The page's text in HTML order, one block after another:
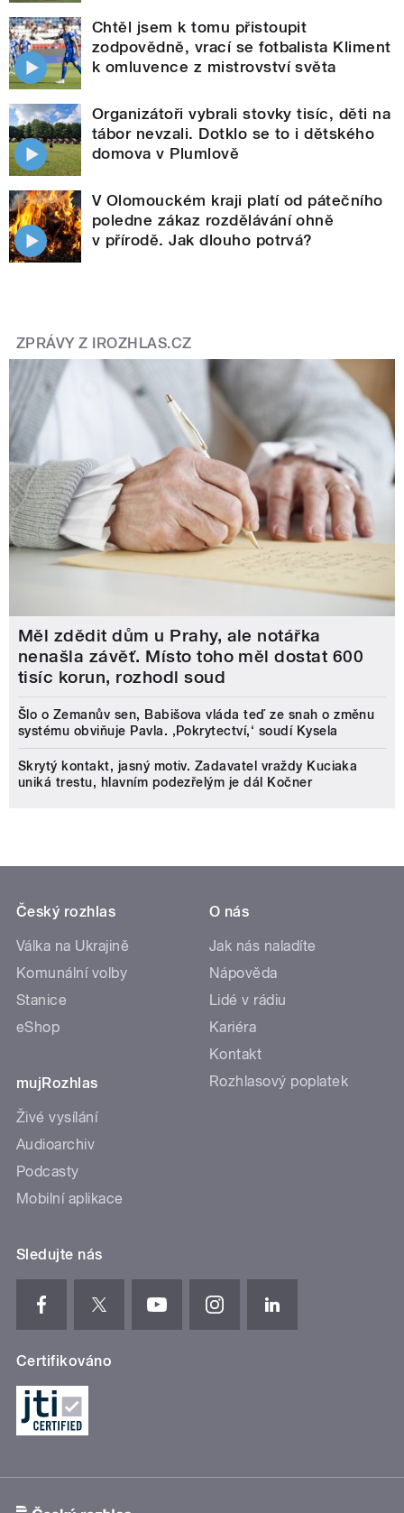
Chtěl jsem k tomu přistoupit
zodpovědně, vrací se fotbalista Kliment
k omluvence z mistrovství světa
Organizátoři vybrali stovky tisíc, děti na
tábor nevzali. Dotklo se to i dětského
domova v Plumlově
V Olomouckém kraji platí od pátečního
poledne zákaz rozdělávání ohně
v přírodě. Jak dlouho potrvá?
ZPRÁVY Z IROZHLAS.CZ
Měl zdědit dům u Prahy, ale notářka
nenašla závěť. Místo toho měl dostat 600
tisíc korun, rozhodl soud
Šlo o Zemanův sen, Babišova vláda teď ze snah o změnu
systému obviňuje Pavla. ‚Pokrytectví,‘ soudí Kysela
Skrytý kontakt, jasný motiv. Zadavatel vraždy Kuciaka
uniká trestu, hlavním podezřelým je dál Kočner
Český rozhlas
Válka na Ukrajině
Komunální volby
Stanice
eShop
mujRozhlas
Živé vysílání
Audioarchiv
Podcasty
Mobilní aplikace
O nás
Jak nás naladíte
Nápověda
Lidé v rádiu
Kariéra
Kontakt
Rozhlasový poplatek
Sledujte nás
Certifikováno